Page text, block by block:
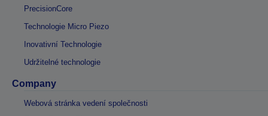
PrecisionCore
Technologie Micro Piezo
Inovativní Technologie
Udržitelné technologie
Company
Webová stránka vedení společnosti